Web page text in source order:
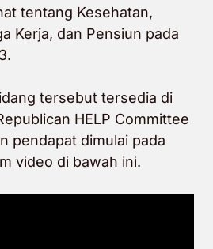
tentang Kesehatan,
Kerja, dan Pensiun pada
tersebut tersedia di
HELP Committee
pendapat dimulai pada
video di bawah ini.